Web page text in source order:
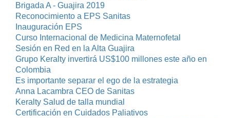
Brigada A - Guajira 2019
Reconocimiento a EPS Sanitas
Inauguración EPS
Curso Internacional de Medicina Maternofetal
Sesión en Red en la Alta Guajira
Grupo Keralty invertirá US$100 millones este año en
Colombia
Es importante separar el ego de la estrategia
Anna Lacambra CEO de Sanitas
Keralty Salud de talla mundial
Certificación en Cuidados Paliativos